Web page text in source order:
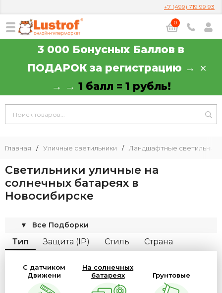
+7 (499) 719 99 93
0
3 000 Бонусных Баллов в
ПОДАРОК за регистрацию →
→ → 1 балл = 1 рубль!
Главная / Уличные светильники / Ландшафтные светильники
Светильники уличные на
солнечных батареях в
Новосибирске
Все Подборки
▼
Тип Защита (IP) Стиль
Страна
материал Арматуры
материал Плафона
Цвет плафона
Цвет арматуры
Форма
С датчиком
Движени
На солнечных
батареях
Грунтовые